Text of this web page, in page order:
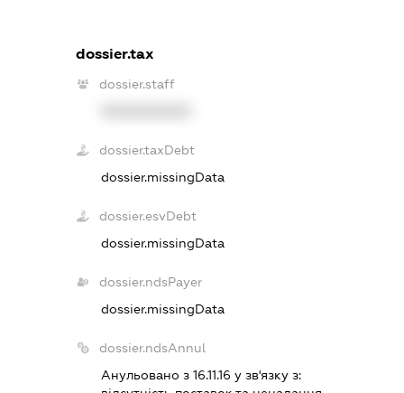
dossier.tax
dossier.staff
dossier.taxDebt
dossier.missingData
dossier.esvDebt
dossier.missingData
dossier.ndsPayer
dossier.missingData
dossier.ndsAnnul
Анульовано з 16.11.16 у зв'язку з: